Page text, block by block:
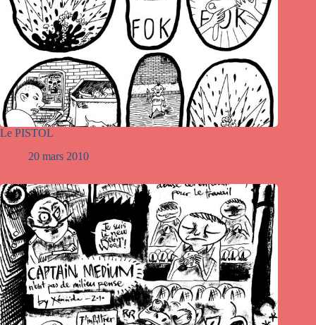
Le PISTOL
20 mars 2010